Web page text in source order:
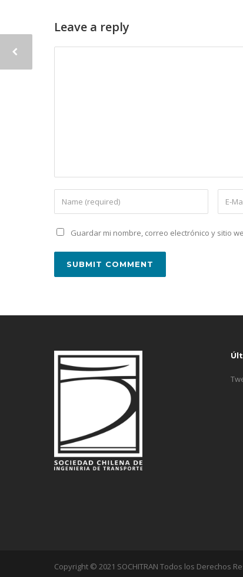
Leave a reply
Guardar mi nombre, correo electrónico y sitio
Copyright © 2021 SOCHITRAN Todos los Derechos